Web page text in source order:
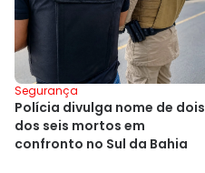
Segurança
Polícia divulga nome de dois
dos seis mortos em
confronto no Sul da Bahia